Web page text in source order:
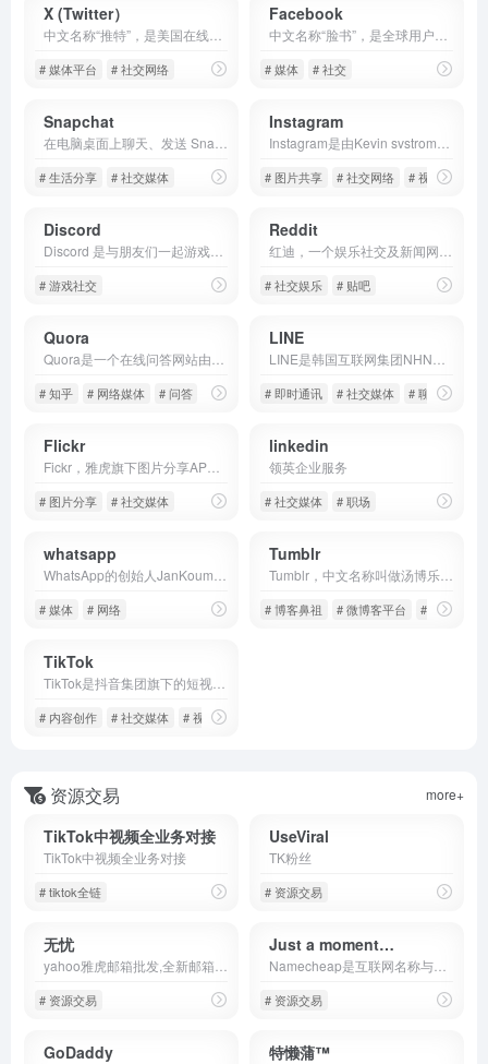
X (Twitter）
# 媒体平台 # 社交网络
Facebook
# 媒体 # 社交
Snapchat
# 生活分享 # 社交媒体
Instagram
# 图片共享 # 社交网络 # 视频分享
Discord
# 游戏社交
Reddit
# 社交娱乐 # 贴吧
Quora
# 知乎 # 网络媒体 # 问答
LINE
# 即时通讯 # 社交媒体 # 聊天
Flickr
# 图片分享 # 社交媒体
linkedin
领英企业服务
# 社交媒体 # 职场
whatsapp
# 媒体 # 网络
Tumblr
# 博客鼻祖 # 微博客平台 # 社交媒体
TikTok
# 内容创作 # 社交媒体 # 视频平台
资源交易 more+
TikTok中视频全业务对接
TikTok中视频全业务对接
# tiktok全链
UseViral
TK粉丝
# 资源交易
无忧
# 资源交易
Just a moment…
# 资源交易
GoDaddy 特懒蒲™